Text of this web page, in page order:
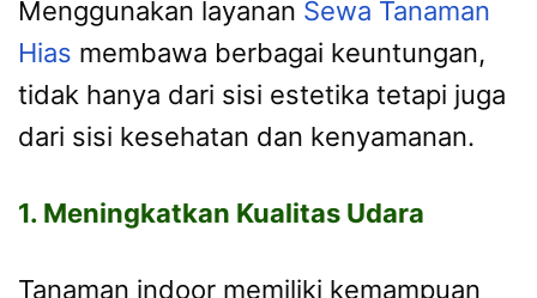
Menggunakan layanan Sewa Tanaman
Hias membawa berbagai keuntungan,
tidak hanya dari sisi estetika tetapi juga
dari sisi kesehatan dan kenyamanan.
1. Meningkatkan Kualitas Udara
Tanaman indoor memiliki kemampuan